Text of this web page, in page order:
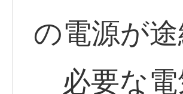
の電源が
必要な電